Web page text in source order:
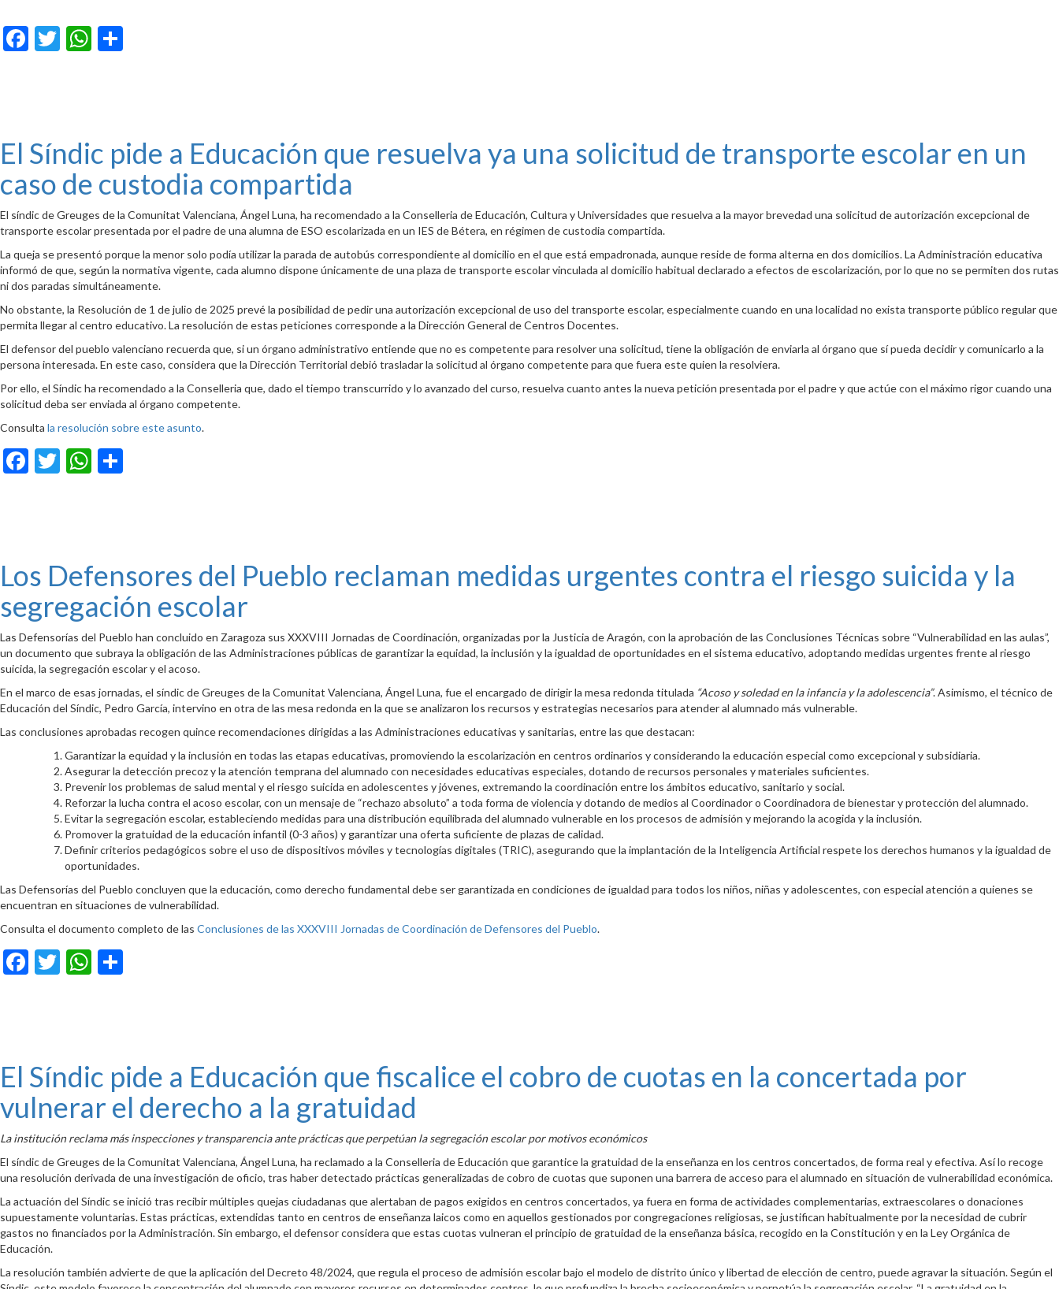
Facebook
TwitterWhatsApp
El Síndic pide a Educación que resuelva ya una solicitud de transporte escolar en un
caso de custodia compartida
El síndic de Greuges de la Comunitat Valenciana, Ángel Luna, ha recomendado a la Conselleria de Educación, Cultura y Universidades que resuelva a la mayor brevedad una solicitud de autorización excepcional de
transporte escolar presentada por el padre de una alumna de ESO escolarizada en un IES de Bétera, en régimen de custodia compartida.
La queja se presentó porque la menor solo podía utilizar la parada de autobús correspondiente al domicilio en el que está empadronada, aunque reside de forma alterna en dos domicilios. La Administración educativa
informó de que, según la normativa vigente, cada alumno dispone únicamente de una plaza de transporte escolar vinculada al domicilio habitual declarado a efectos de escolarización, por lo que no se permiten dos rutas
ni dos paradas simultáneamente.
No obstante, la Resolución de 1 de julio de 2025 prevé la posibilidad de pedir una autorización excepcional de uso del transporte escolar, especialmente cuando en una localidad no exista transporte público regular que
permita llegar al centro educativo. La resolución de estas peticiones corresponde a la Dirección General de Centros Docentes.
El defensor del pueblo valenciano recuerda que, si un órgano administrativo entiende que no es competente para resolver una solicitud, tiene la obligación de enviarla al órgano que sí pueda decidir y comunicarlo a la
persona interesada. En este caso, considera que la Dirección Territorial debió trasladar la solicitud al órgano competente para que fuera este quien la resolviera.
Por ello, el Síndic ha recomendado a la Conselleria que, dado el tiempo transcurrido y lo avanzado del curso, resuelva cuanto antes la nueva petición presentada por el padre y que actúe con el máximo rigor cuando una
solicitud deba ser enviada al órgano competente.
Consulta la resolución sobre este asunto.
Facebook
TwitterWhatsApp
Los Defensores del Pueblo reclaman medidas urgentes contra el riesgo suicida y la
segregación escolar
Las Defensorías del Pueblo han concluido en Zaragoza sus XXXVIII Jornadas de Coordinación, organizadas por la Justicia de Aragón, con la aprobación de las Conclusiones Técnicas sobre “Vulnerabilidad en las aulas”,
un documento que subraya la obligación de las Administraciones públicas de garantizar la equidad, la inclusión y la igualdad de oportunidades en el sistema educativo, adoptando medidas urgentes frente al riesgo
suicida, la segregación escolar y el acoso.
En el marco de esas jornadas, el síndic de Greuges de la Comunitat Valenciana, Ángel Luna, fue el encargado de dirigir la mesa redonda titulada “Acoso y soledad en la infancia y la adolescencia”. Asimismo, el técnico de
Educación del Síndic, Pedro García, intervino en otra de las mesa redonda en la que se analizaron los recursos y estrategias necesarios para atender al alumnado más vulnerable.
Las conclusiones aprobadas recogen quince recomendaciones dirigidas a las Administraciones educativas y sanitarias, entre las que destacan:
Garantizar la equidad y la inclusión en todas las etapas educativas, promoviendo la escolarización en centros ordinarios y considerando la educación especial como excepcional y subsidiaria.
Asegurar la detección precoz y la atención temprana del alumnado con necesidades educativas especiales, dotando de recursos personales y materiales suficientes.
Prevenir los problemas de salud mental y el riesgo suicida en adolescentes y jóvenes, extremando la coordinación entre los ámbitos educativo, sanitario y social.
Reforzar la lucha contra el acoso escolar, con un mensaje de “rechazo absoluto” a toda forma de violencia y dotando de medios al Coordinador o Coordinadora de bienestar y protección del alumnado.
Evitar la segregación escolar, estableciendo medidas para una distribución equilibrada del alumnado vulnerable en los procesos de admisión y mejorando la acogida y la inclusión.
Promover la gratuidad de la educación infantil (0-3 años) y garantizar una oferta suficiente de plazas de calidad.
Definir criterios pedagógicos sobre el uso de dispositivos móviles y tecnologías digitales (TRIC), asegurando que la implantación de la Inteligencia Artificial respete los derechos humanos y la igualdad de
oportunidades.
Las Defensorías del Pueblo concluyen que la educación, como derecho fundamental debe ser garantizada en condiciones de igualdad para todos los niños, niñas y adolescentes, con especial atención a quienes se
encuentran en situaciones de vulnerabilidad.
Consulta el documento completo de las Conclusiones de las XXXVIII Jornadas de Coordinación de Defensores del Pueblo.
Facebook
TwitterWhatsApp
El Síndic pide a Educación que fiscalice el cobro de cuotas en la concertada por
vulnerar el derecho a la gratuidad
La institución reclama más inspecciones y transparencia ante prácticas que perpetúan la segregación escolar por motivos económicos
El síndic de Greuges de la Comunitat Valenciana, Ángel Luna, ha reclamado a la Conselleria de Educación que garantice la gratuidad de la enseñanza en los centros concertados, de forma real y efectiva. Así lo recoge
una resolución derivada de una investigación de oficio, tras haber detectado prácticas generalizadas de cobro de cuotas que suponen una barrera de acceso para el alumnado en situación de vulnerabilidad económica.
La actuación del Síndic se inició tras recibir múltiples quejas ciudadanas que alertaban de pagos exigidos en centros concertados, ya fuera en forma de actividades complementarias, extraescolares o donaciones
supuestamente voluntarias. Estas prácticas, extendidas tanto en centros de enseñanza laicos como en aquellos gestionados por congregaciones religiosas, se justifican habitualmente por la necesidad de cubrir
gastos no financiados por la Administración. Sin embargo, el defensor considera que estas cuotas vulneran el principio de gratuidad de la enseñanza básica, recogido en la Constitución y en la Ley Orgánica de
Educación.
La resolución también advierte de que la aplicación del Decreto 48/2024, que regula el proceso de admisión escolar bajo el modelo de distrito único y libertad de elección de centro, puede agravar la situación. Según el